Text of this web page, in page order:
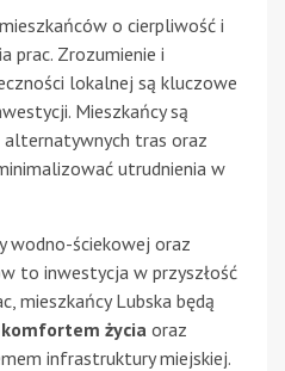
o cierpliwość i
prac. Zrozumienie i
lokalnej są kluczowe
Mieszkańcy są
alternatywnych tras oraz
utrudnienia w
wodno-ściekowej oraz
to inwestycja w przyszłość
mieszkańcy Lubska będą
życia oraz
infrastruktury miejskiej.